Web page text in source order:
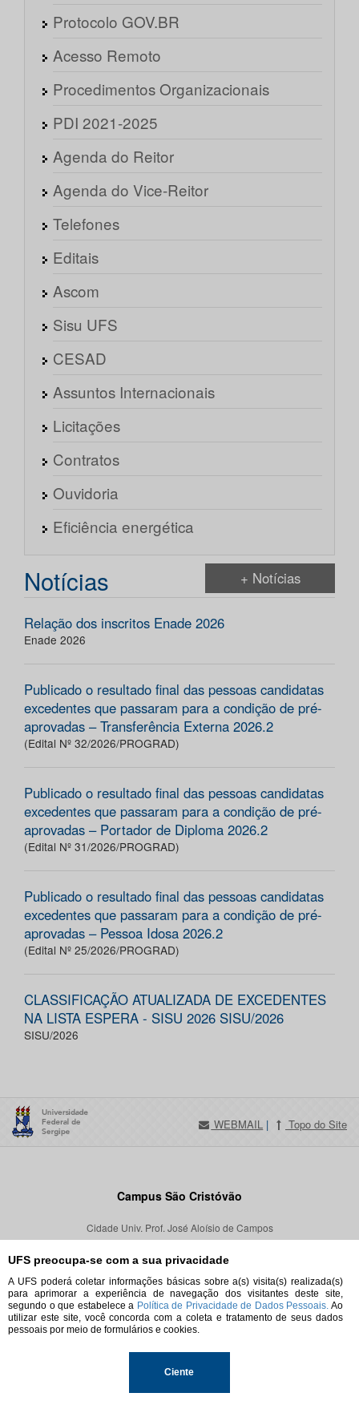
UFS preocupa-se com a sua privacidade
A UFS poderá coletar informações básicas sobre a(s) visita(s) realizada(s)
para aprimorar a experiência de navegação dos visitantes deste site,
segundo o que estabelece a Política de Privacidade de Dados Pessoais. Ao
utilizar este site, você concorda com a coleta e tratamento de seus dados
pessoais por meio de formulários e cookies.
Ciente
Protocolo GOV.BR
Acesso Remoto
Procedimentos Organizacionais
PDI 2021-2025
Agenda do Reitor
Agenda do Vice-Reitor
Telefones
Editais
Ascom
Sisu UFS
CESAD
Assuntos Internacionais
Licitações
Contratos
Ouvidoria
Eficiência energética
Notícias + Notícias
Relação dos inscritos Enade 2026
Enade 2026
Publicado o resultado final das pessoas candidatas
excedentes que passaram para a condição de pré-
aprovadas – Transferência Externa 2026.2
(Edital Nº 32/2026/PROGRAD)
Publicado o resultado final das pessoas candidatas
excedentes que passaram para a condição de pré-
aprovadas – Portador de Diploma 2026.2
(Edital Nº 31/2026/PROGRAD)
Publicado o resultado final das pessoas candidatas
excedentes que passaram para a condição de pré-
aprovadas – Pessoa Idosa 2026.2
(Edital Nº 25/2026/PROGRAD)
CLASSIFICAÇÃO ATUALIZADA DE EXCEDENTES
NA LISTA ESPERA - SISU 2026 SISU/2026
SISU/2026
WEBMAIL | Topo do Site
Campus São Cristóvão
Cidade Univ. Prof. José Aloísio de Campos
Av. Marcelo Deda Chagas, s/n, Bairro Rosa Elze
São Cristóvão/SE
CEP 49107-230
Contato +55 79 3194-6600
Localização
Campus Aracaju